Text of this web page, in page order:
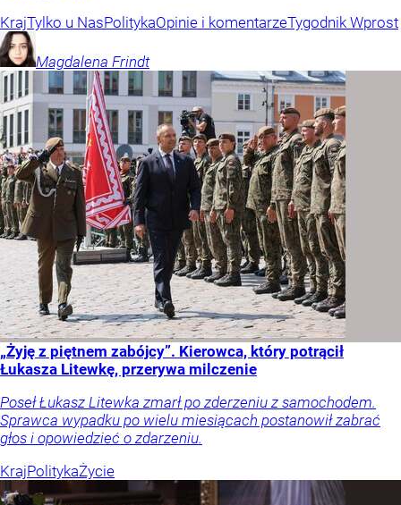
KrajTylko u NasPolitykaOpinie i komentarzeTygodnik Wprost
Magdalena Frindt
„Żyję z piętnem zabójcy”. Kierowca, który potrącił
Łukasza Litewkę, przerywa milczenie
Poseł Łukasz Litewka zmarł po zderzeniu z samochodem.
Sprawca wypadku po wielu miesiącach postanowił zabrać
głos i opowiedzieć o zdarzeniu.
KrajPolitykaŻycie